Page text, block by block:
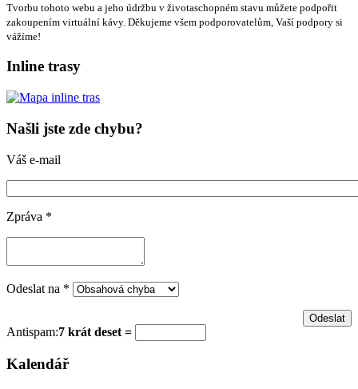
Tvorbu tohoto webu a jeho údržbu v životaschopném stavu můžete podpořit
zakoupením virtuální kávy. Děkujeme všem podporovatelům, Vaší podpory si
vážíme!
Inline trasy
Našli jste zde chybu?
Váš e-mail
Zpráva *
Odeslat na *
Antispam:7 krát deset =
Kalendář